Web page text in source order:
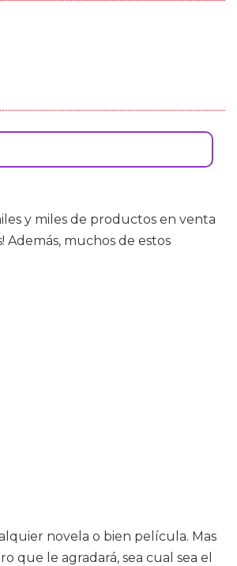
y miles de productos en venta
Además, muchos de estos
novela o bien película. Mas
que le agradará, sea cual sea el